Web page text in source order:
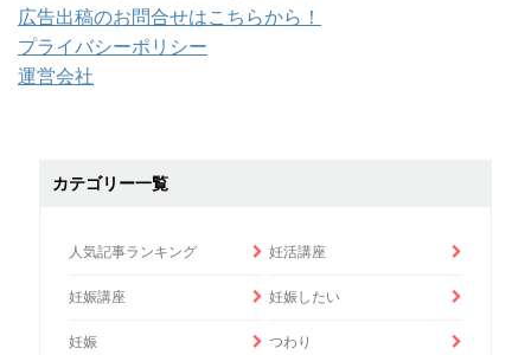
広告出稿のお問合せはこちらから！
プライバシーポリシー
運営会社
カテゴリー一覧
人気記事ランキング 妊活講座
妊娠講座 妊娠したい
妊娠 つわり